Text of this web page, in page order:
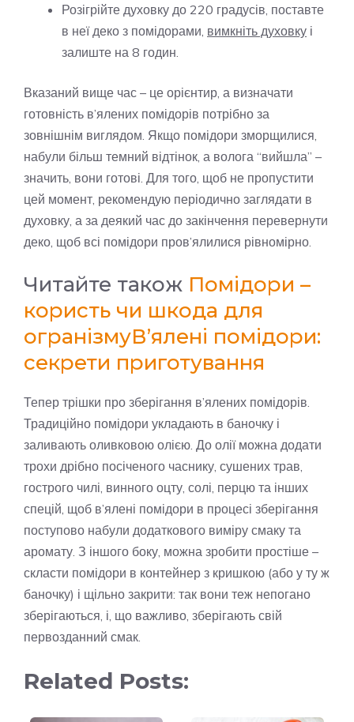
Розігрійте духовку до 220 градусів, поставте
в неї деко з помідорами, вимкніть духовку і
залиште на 8 годин.
Вказаний вище час – це орієнтир, а визначати
готовність в’ялених помідорів потрібно за
зовнішнім виглядом. Якщо помідори зморщилися,
набули більш темний відтінок, а волога “вийшла” –
значить, вони готові. Для того, щоб не пропустити
цей момент, рекомендую періодично заглядати в
духовку, а за деякий час до закінчення перевернути
деко, щоб всі помідори пров’ялилися рівномірно.
Читайте також Помідори –
користь чи шкода для
огранізмуВ’ялені помідори:
секрети приготування
Тепер трішки про зберігання в’ялених помідорів.
Традиційно помідори укладають в баночку і
заливають оливковою олією. До олії можна додати
трохи дрібно посіченого часнику, сушених трав,
гострого чилі, винного оцту, солі, перцю та інших
спецій, щоб в’ялені помідори в процесі зберігання
поступово набули додаткового виміру смаку та
аромату. З іншого боку, можна зробити простіше –
скласти помідори в контейнер з кришкою (або у ту ж
баночку) і щільно закрити: так вони теж непогано
зберігаються, і, що важливо, зберігають свій
первозданний смак.
Related Posts: